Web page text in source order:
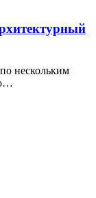
нескольким